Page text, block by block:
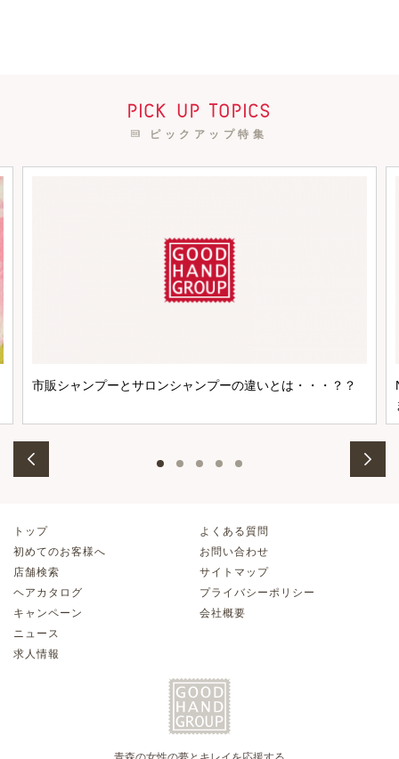
pick up topics
ピックアップ特集
市販シャンプーとサロンシャンプーの違いとは・・・？？
トップ
初めてのお客様へ
店舗検索
ヘアカタログ
キャンペーン
ニュース
求人情報
よくある質問
お問い合わせ
サイトマップ
プライバシーポリシー
会社概要